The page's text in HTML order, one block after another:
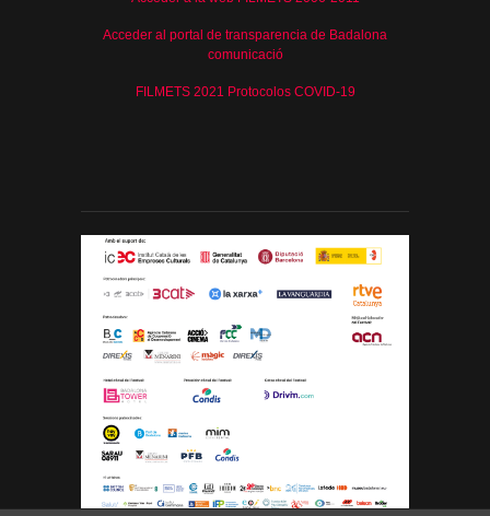
Acceder al portal de transparencia de Badalona
comunicació
FILMETS 2021 Protocolos COVID-19